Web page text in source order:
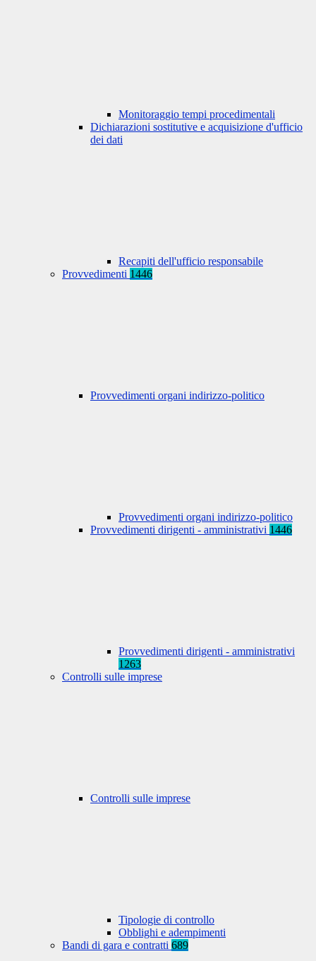
Monitoraggio tempi procedimentali
Dichiarazioni sostitutive e acquisizione d'ufficio
dei dati
Recapiti dell'ufficio responsabile
Provvedimenti 1446
Provvedimenti organi indirizzo-politico
Provvedimenti organi indirizzo-politico
Provvedimenti dirigenti - amministrativi 1446
Provvedimenti dirigenti - amministrativi
1263
Controlli sulle imprese
Controlli sulle imprese
Tipologie di controllo
Obblighi e adempimenti
Bandi di gara e contratti 689